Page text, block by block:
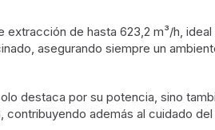
de hasta 623,2 m³/h,
asegurando siempre un
destaca por su potencia, sino
además al cuidado